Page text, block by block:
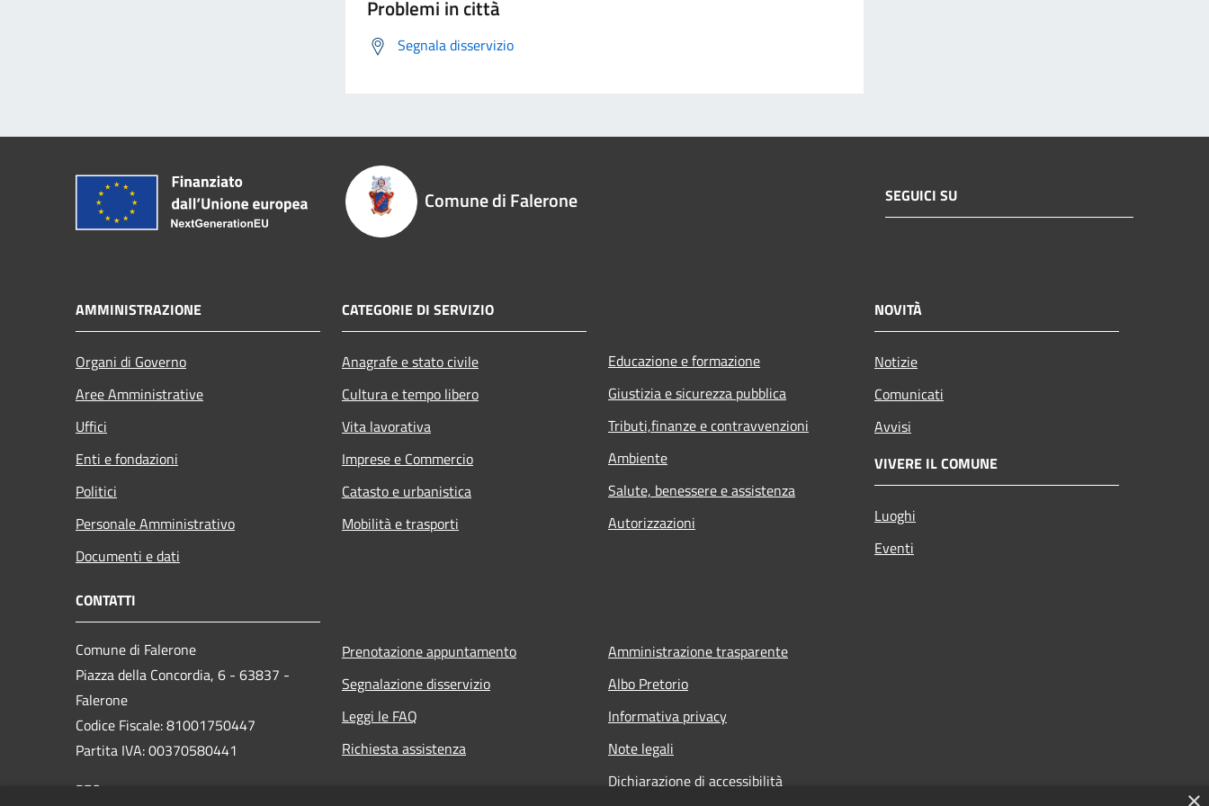
Problemi in città
Segnala disservizio
Comune di Falerone SEGUICI SU
AMMINISTRAZIONE
Organi di Governo
Aree Amministrative
Uffici
Enti e fondazioni
Politici
Personale Amministrativo
Documenti e dati
CATEGORIE DI SERVIZIO
Anagrafe e stato civile
Cultura e tempo libero
Vita lavorativa
Imprese e Commercio
Catasto e urbanistica
Mobilità e trasporti
Educazione e formazione
Giustizia e sicurezza pubblica
Tributi,finanze e contravvenzioni
Ambiente
Salute, benessere e assistenza
Autorizzazioni
NOVITÀ
Notizie
Comunicati
Avvisi
VIVERE IL COMUNE
Luoghi
Eventi
CONTATTI
Comune di Falerone
Piazza della Concordia, 6 - 63837 -
Falerone
Codice Fiscale: 81001750447
Partita IVA: 00370580441
PEC:
Prenotazione appuntamento
Segnalazione disservizio
Leggi le FAQ
Richiesta assistenza
Amministrazione trasparente
Albo Pretorio
Informativa privacy
Note legali
Dichiarazione di accessibilità